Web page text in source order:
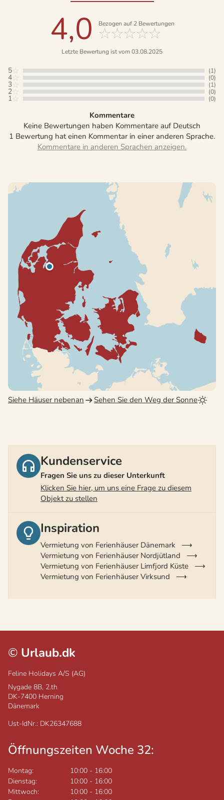
4,0 Bezogen auf 2Bewertungen
Letzte Bewertung ist vom 03.08.2025
5 (1)
4 (0)
3 (1)
2 (0)
1 (0)
Kommentare
Keine Bewertungen haben Kommentare auf Deutsch
1 Bewertung hat einen Kommentar in einer anderen Sprache.
Siehe Häuser nebenan Sehen Sie den Weg der Sonne
Kundenservice
Fragen Sie uns zu dieser Unterkunft
Klicken Sie hier, um uns eine Frage zu diesem
Objekt zu stellen
Inspiration
Vermietung von Ferienhäuser Dänemark
Vermietung von Ferienhäuser Nordjütland
Vermietung von Ferienhäuser Limfjord Küste
Vermietung von Ferienhäuser Virksund
© Urlaub.dk
Feline Holidays A/S (AG)
Nygade 8B, 2.th
DK-7400 Herning
Dänemark
Ust-IdNr.: DK26347688
Öffnungszeiten Woche 32:
Montag: 10:00 - 16:00
Dienstag:
10:00 - 16:00
Mittwoch:
10:00 - 16:00